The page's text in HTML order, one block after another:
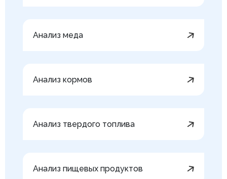
Анализ меда
Анализ кормов
Анализ твердого топлива
Анализ пищевых продуктов